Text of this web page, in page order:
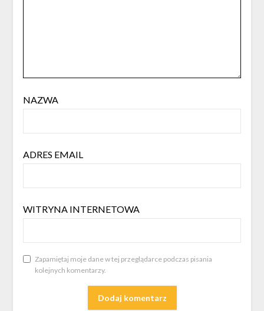
NAZWA
ADRES EMAIL
WITRYNA INTERNETOWA
Zapamiętaj moje dane w tej przeglądarce podczas pisania
kolejnych komentarzy.